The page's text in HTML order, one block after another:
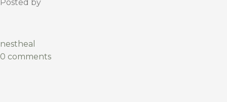
Posted by
nestheal
0 comments